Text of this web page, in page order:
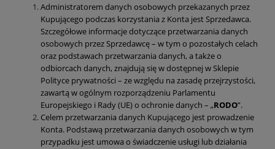
Administratorem danych osobowych przekazanych przez
Kupującego podczas korzystania z Konta jest Sprzedawca.
Szczegółowe informacje dotyczące przetwarzania danych
osobowych przez Sprzedawcę – w tym o pozostałych celach
oraz podstawach przetwarzania danych, a także o
odbiorcach danych, znajdują się w dostępnej w Sklepie
Polityce prywatności – ze względu na zasadę przejrzystości,
zawartą w ogólnym rozporządzeniu Parlamentu
Europejskiego i Rady (UE) o ochronie danych – „RODO”.
Celem przetwarzania danych Kupującego jest prowadzenie
Konta. Podstawą przetwarzania danych osobowych w tym
przypadku jest umowa o świadczenie usługi lub działania